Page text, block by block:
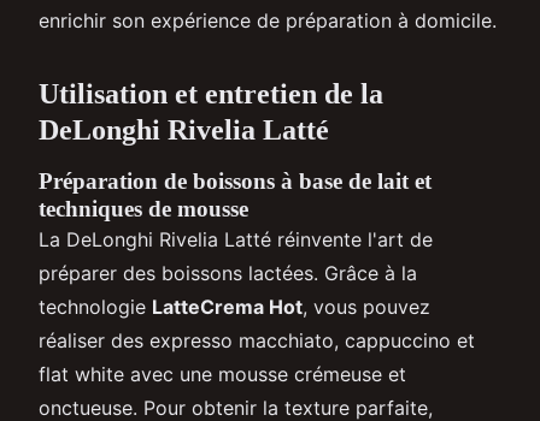
enrichir son expérience de préparation à domicile.
Utilisation et entretien de la
DeLonghi Rivelia Latté
Préparation de boissons à base de lait et
techniques de mousse
La DeLonghi Rivelia Latté réinvente l'art de
préparer des boissons lactées. Grâce à la
technologie LatteCrema Hot, vous pouvez
réaliser des expresso macchiato, cappuccino et
flat white avec une mousse crémeuse et
onctueuse. Pour obtenir la texture parfaite,